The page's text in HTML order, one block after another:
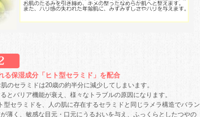
る保湿成分「ヒト型セラミド」を配合
のセラミドは20歳の約半分に減少してしまいます。
とバリア機能が衰え、様々なトラブルの原因になります。
型セラミドを、人の肌に存在するセラミドと同じラメラ構造でバラン
薄く、敏感な目元・口元にうるおいを与え、ふっくらとしたつやの